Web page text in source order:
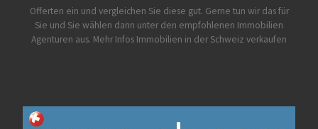
Offerten ein und vergleichen Sie diese gut. Gerne tun wir das für
Sie und Sie wählen dann unter den empfohlenen Immobilien
Agenturen aus. Mehr Infos Immobilien in der Schweiz verkaufen